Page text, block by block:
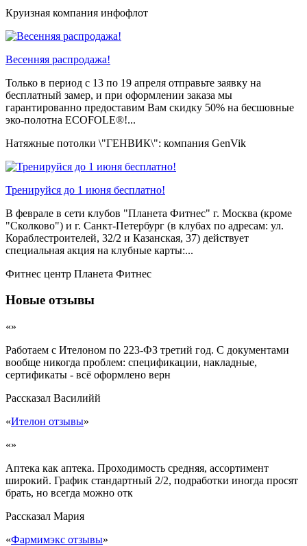
Круизная компания инфофлот
Весенняя распродажа!
Только в период c 13 по 19 апреля отправьте заявку на
бесплатный замер, и при оформлении заказа мы
гарантированно предоставим Вам скидку 50% на бесшовные
эко-полотна ECOFOLE®!...
Натяжные потолки \"ГЕНВИК\": компания GenVik
Тренируйся до 1 июня бесплатно!
В феврале в сети клубов "Планета Фитнес" г. Москва (кроме
"Сколково") и г. Санкт-Петербург (в клубах по адресам: ул.
Кораблестроителей, 32/2 и Казанская, 37) действует
специальная акция на клубные карты:...
Фитнес центр Планета Фитнес
Новые отзывы
«»
Работаем с Ителоном по 223-ФЗ третий год. С документами
вообще никогда проблем: спецификации, накладные,
сертификаты - всё оформлено верн
Рассказал Василийй
«Ителон отзывы»
«»
Аптека как аптека. Проходимость средняя, ассортимент
широкий. График стандартный 2/2, подработки иногда просят
брать, но всегда можно отк
Рассказал Мария
«Фармимэкс отзывы»